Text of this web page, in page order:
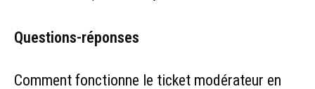
Questions-réponses
Comment fonctionne le ticket modérateur en